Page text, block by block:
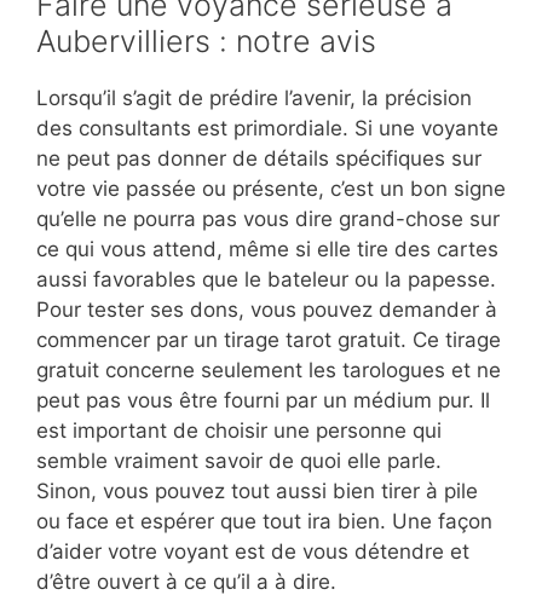
Aubervilliers : notre avis
Lorsqu’il s’agit de prédire l’avenir, la précision
des consultants est primordiale. Si une voyante
ne peut pas donner de détails spécifiques sur
votre vie passée ou présente, c’est un bon signe
qu’elle ne pourra pas vous dire grand-chose sur
ce qui vous attend, même si elle tire des cartes
aussi favorables que le bateleur ou la papesse.
Pour tester ses dons, vous pouvez demander à
commencer par un tirage tarot gratuit. Ce tirage
gratuit concerne seulement les tarologues et ne
peut pas vous être fourni par un médium pur. Il
est important de choisir une personne qui
semble vraiment savoir de quoi elle parle.
Sinon, vous pouvez tout aussi bien tirer à pile
ou face et espérer que tout ira bien. Une façon
d’aider votre voyant est de vous détendre et
d’être ouvert à ce qu’il a à dire.